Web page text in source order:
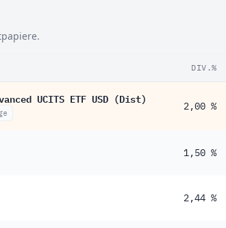
DIV.%
UCITS ETF USD (Dist)
2,00 %
1,50 %
2,44 %